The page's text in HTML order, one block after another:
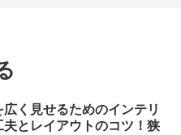
広く見せるためのインテリ
夫とレイアウトのコツ！狭